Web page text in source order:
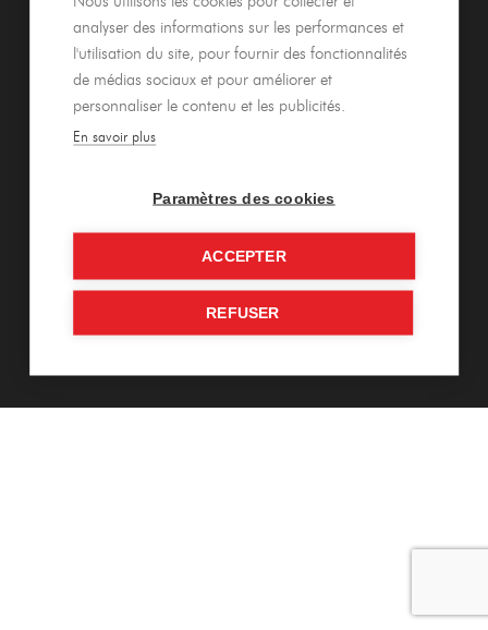
Contact
Recrutement
Gestion des cookies
analyser des informations sur les performances et
l'utilisation du site, pour fournir des fonctionnalités
de médias sociaux et pour améliorer et
personnaliser le contenu et les publicités.
En savoir plus
Paramètres des cookies
ACCEPTER
REFUSER